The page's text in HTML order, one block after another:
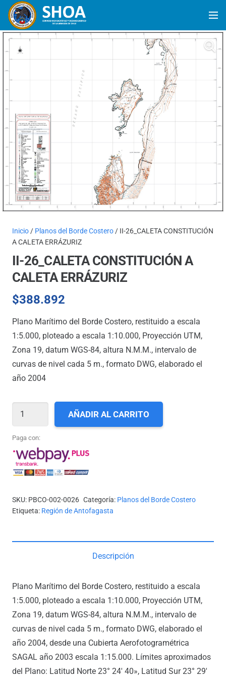
Inicio / Planos del Borde Costero / II-26_CALETA CONSTITUCIÓN
A CALETA ERRÁZURIZ
II-26_CALETA CONSTITUCIÓN A
CALETA ERRÁZURIZ
$388.892
Plano Marítimo del Borde Costero, restituido a escala
1:5.000, ploteado a escala 1:10.000, Proyección UTM,
Zona 19, datum WGS-84, altura N.M.M., intervalo de
curvas de nivel cada 5 m., formato DWG, elaborado el
año 2004
CONSTITUCIÓN
A
CALETA
ERRÁZURIZ
AÑADIR AL CARRITO
Paga con:
SKU: PBCO-002-0026 Categoría: Planos del Borde Costero
Etiqueta: Región de Antofagasta
Descripción
Plano Marítimo del Borde Costero, restituido a escala
1:5.000, ploteado a escala 1:10.000, Proyección UTM,
Zona 19, datum WGS-84, altura N.M.M., intervalo de
curvas de nivel cada 5 m., formato DWG, elaborado el
año 2004, desde una Cubierta Aerofotogramétrica
SAGAL año 2003 escala 1:15.000. Límites aproximados
del Plano: Latitud Norte 23° 24′ 40», Latitud Sur 23° 29′